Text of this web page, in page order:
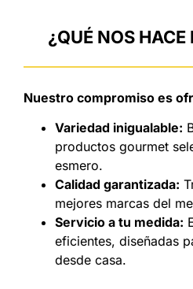
¿QUÉ NOS HACE
Nuestro compromiso es
Variedad inigualable:
productos gourmet
esmero.
Calidad garantizada:
mejores marcas del
Servicio a tu medida:
eficientes, diseñadas
desde casa.